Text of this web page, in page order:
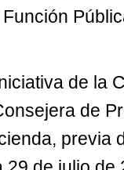
de la
de
previa